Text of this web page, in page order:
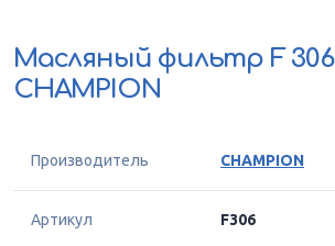
Масляный фильтр F 306
CHAMPION
Производитель CHAMPION
Артикул F306